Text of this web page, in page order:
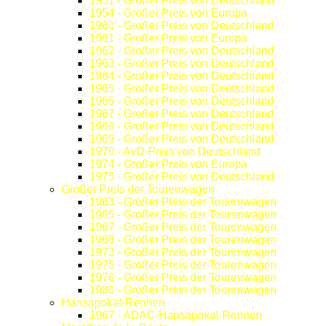
1954 - Großer Preis von Europa
1960 - Großer Preis von Deutschland
1961 - Großer Preis von Europa
1962 - Großer Preis von Deutschland
1963 - Großer Preis von Deutschland
1964 - Großer Preis von Deutschland
1965 - Großer Preis von Deutschland
1966 - Großer Preis von Deutschland
1967 - Großer Preis von Deutschland
1968 - Großer Preis von Deutschland
1969 - Großer Preis von Deutschland
1970 - AvD-Preis von Deutschland
1974 - Großer Preis von Europa
1975 - Großer Preis von Deutschland
Großer Preis der Tourenwagen
1963 - Großer Preis der Tourenwagen
1965 - Großer Preis der Tourenwagen
1967 - Großer Preis der Tourenwagen
1968 - Großer Preis der Tourenwagen
1973 - Großer Preis der Tourenwagen
1975 - Großer Preis der Tourenwagen
1976 - Großer Preis der Tourenwagen
1980 - Großer Preis der Tourenwagen
Hansapokal-Rennen
1967 - ADAC-Hansapokal-Rennen